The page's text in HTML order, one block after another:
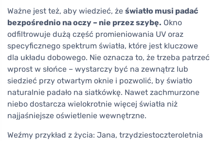
Ważne jest też, aby wiedzieć, że światło musi padać
bezpośrednio na oczy – nie przez szybę. Okno
odfiltrowuje dużą część promieniowania UV oraz
specyficznego spektrum światła, które jest kluczowe
dla układu dobowego. Nie oznacza to, że trzeba patrzeć
wprost w słońce – wystarczy być na zewnątrz lub
siedzieć przy otwartym oknie i pozwolić, by światło
naturalnie padało na siatkówkę. Nawet zachmurzone
niebo dostarcza wielokrotnie więcej światła niż
najjaśniejsze oświetlenie wewnętrzne.
Weźmy przykład z życia: Jana, trzydziestoczteroletnia